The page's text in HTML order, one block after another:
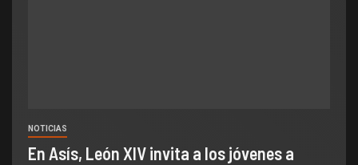
NOTICIAS
En Asís, León XIV invita a los jóvenes a